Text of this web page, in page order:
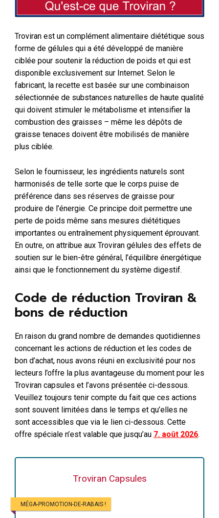
Troviran est un complément alimentaire diététique sous
forme de gélules qui a été développé de manière
ciblée pour soutenir la réduction de poids et qui est
disponible exclusivement sur Internet. Selon le
fabricant, la recette est basée sur une combinaison
sélectionnée de substances naturelles de haute qualité
qui doivent stimuler le métabolisme et intensifier la
combustion des graisses – même les dépôts de
graisse tenaces doivent être mobilisés de manière
plus ciblée.
Selon le fournisseur, les ingrédients naturels sont
harmonisés de telle sorte que le corps puise de
préférence dans ses réserves de graisse pour
produire de l’énergie. Ce principe doit permettre une
perte de poids même sans mesures diététiques
importantes ou entraînement physiquement éprouvant.
En outre, on attribue aux Troviran gélules des effets de
soutien sur le bien-être général, l’équilibre énergétique
ainsi que le fonctionnement du système digestif.
Code de réduction Troviran &
bons de réduction
En raison du grand nombre de demandes quotidiennes
concernant les actions de réduction et les codes de
bon d’achat, nous avons réuni en exclusivité pour nos
lecteurs l’offre la plus avantageuse du moment pour les
Troviran capsules et l’avons présentée ci-dessous.
Veuillez toujours tenir compte du fait que ces actions
sont souvent limitées dans le temps et qu’elles ne
sont accessibles que via le lien ci-dessous. Cette
offre spéciale n’est valable que jusqu’au 7. août 2026.
Troviran Capsules
MÉGA-PROMOTION-DE-RABAIS !